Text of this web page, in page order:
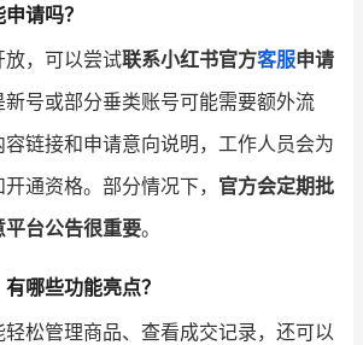
请吗？
，可以尝试联系小红书官方客服申请
新号或部分垂类账号可能需要额外流
链接和申请意向说明，工作人员会为
通资格。部分情况下， 官方会定期批
台公告很重要。
哪些功能亮点？
松管理商品、查看成交记录，还可以